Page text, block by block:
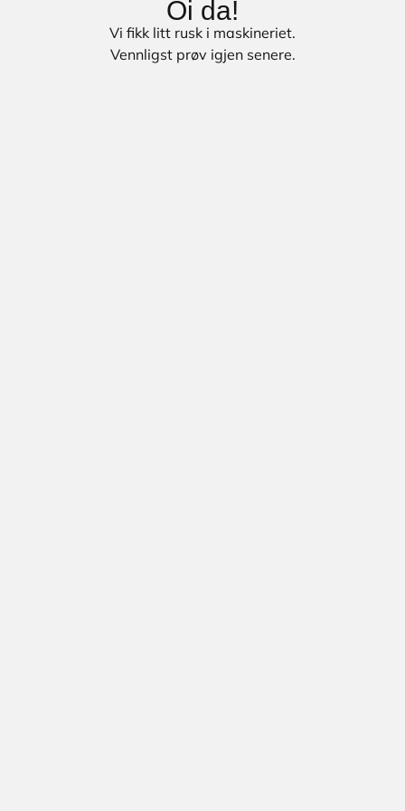
Oi da!
Vi fikk litt rusk i maskineriet.
Vennligst prøv igjen senere.